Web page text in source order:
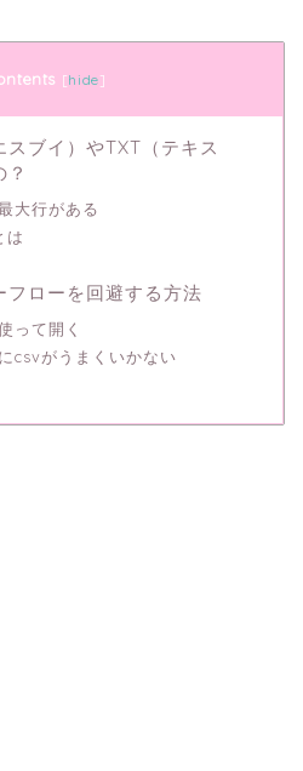
[hide]
スブイ）やTXT（テキス
大行がある
は
フローを回避する方法
って開く
csvがうまくいかない